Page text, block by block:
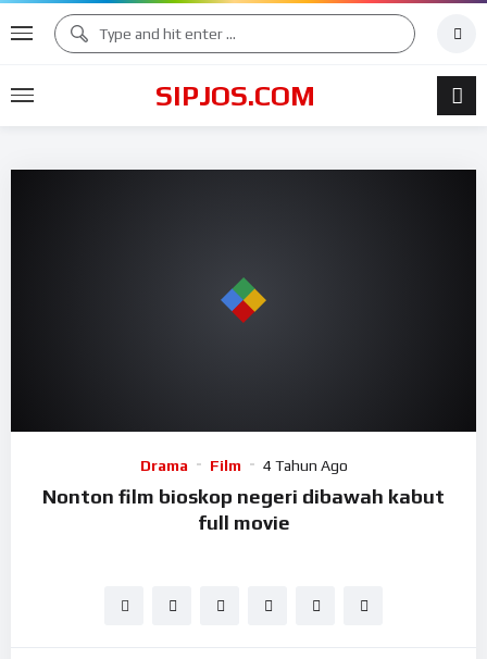
SIPJOS.COM
Drama Film 4 Tahun Ago
Nonton film bioskop negeri dibawah kabut
full movie